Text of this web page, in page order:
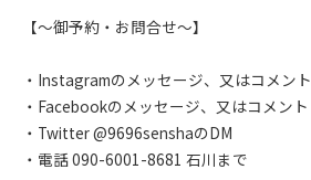
【〜御予約・お問合せ〜】
・Instagramのメッセージ、又はコメント
・Facebookのメッセージ、又はコメント
・Twitter @9696senshaのDM
・電話 090-6001-8681 石川まで